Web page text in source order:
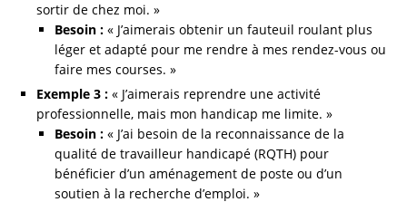
sortir de chez moi. »
Besoin : « J’aimerais obtenir un fauteuil roulant plus
léger et adapté pour me rendre à mes rendez-vous ou
faire mes courses. »
Exemple 3 : « J’aimerais reprendre une activité
professionnelle, mais mon handicap me limite. »
Besoin : « J’ai besoin de la reconnaissance de la
qualité de travailleur handicapé (RQTH) pour
bénéficier d’un aménagement de poste ou d’un
soutien à la recherche d’emploi. »